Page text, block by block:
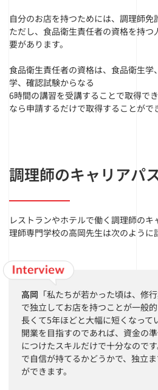
自分のお店を持つためには、調理師免
ただし、食品衛生責任者の資格を持
要があります。
食品衛生責任者の資格は、食品衛生学
学、確認試験からなる
6時間の講習を受講することで取得で
なら申請するだけで取得することがで
調理師のキャリアパ
レストランやホテルで働く調理師の
理師専門学校の高岡先生は次のように
高岡 「私たちが若かった頃は、修
で独立してお店を持つことが一般
長くて5年ほどと大幅に短くなって
開業を目指すのであれば、資金の
につけたスキルだけで十分なので
で自信が持てるかどうかで、独立
ができます。